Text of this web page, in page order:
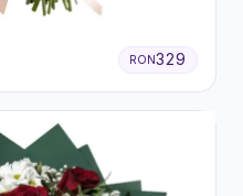
RON329